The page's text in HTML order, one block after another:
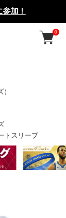
加！
0
トスリーブ